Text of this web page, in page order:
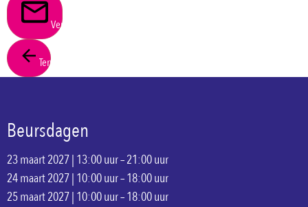
Verstuur
Terug
Beursdagen
23 maart 2027 | 13:00 uur – 21:00 uur
24 maart 2027 | 10:00 uur – 18:00 uur
25 maart 2027 | 10:00 uur – 18:00 uur